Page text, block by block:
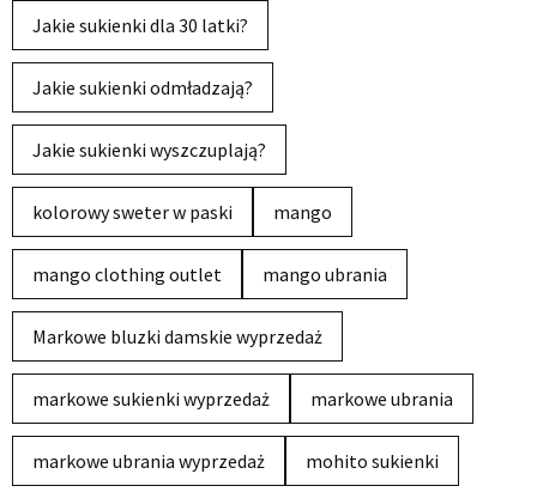
Jakie sukienki dla 30 latki?
Jakie sukienki odmładzają?
Jakie sukienki wyszczuplają?
kolorowy sweter w paski mango
mango clothing outlet mango ubrania
Markowe bluzki damskie wyprzedaż
markowe sukienki wyprzedaż markowe ubrania
markowe ubrania wyprzedaż mohito sukienki